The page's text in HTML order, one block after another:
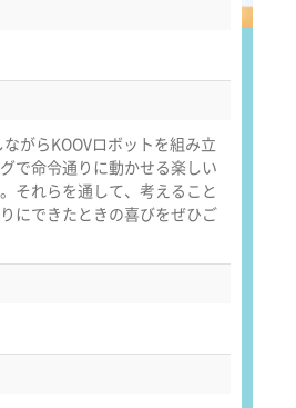
がらKOOVロボットを組み立
で命令通りに動かせる楽しい
それらを通して、考えること
にできたときの喜びをぜひご